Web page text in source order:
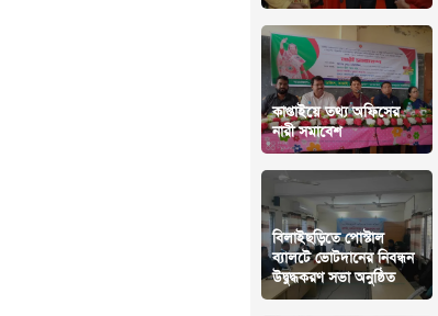
কাপ্তাইয়ে তথ্য অফিসের
নারী সমাবেশ
বিলাইছড়িতে পোস্টাল
ব্যালটে ভোটদানের নিবন্ধন
উদ্বুদ্ধকরণ সভা অনুষ্ঠিত